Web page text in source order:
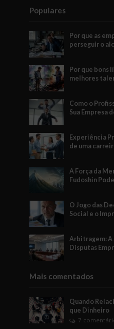
Populares
Por que as
perseguir o
Por que bons
melhores
Como o
Sua Empresa
Experiência
de uma
A Força da
Fudoshin
O Jogo das
Social e o
Arbitragem: A
Disputas
Mais comentados
Quando
que Dinheiro
7